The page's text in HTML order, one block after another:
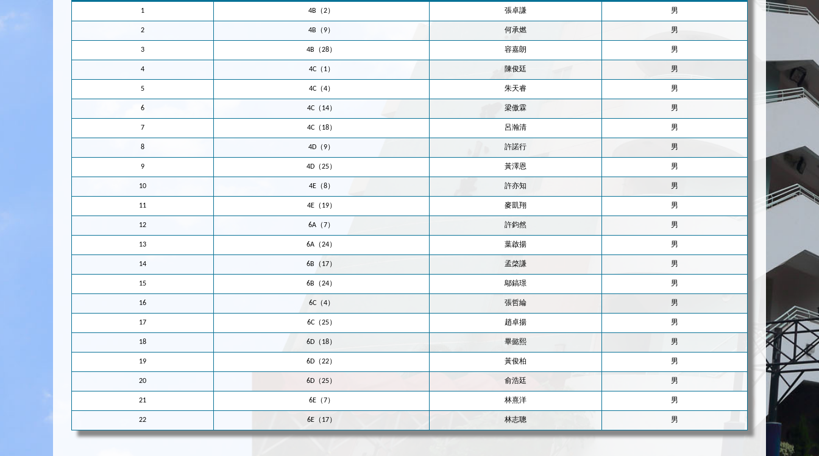
1 4B（2） 張卓謙 男
2 4B（9） 何承燃 男
3 4B（28） 容嘉朗 男
4 4C（1） 陳俊廷 男
5 4C（4） 朱天睿 男
6 4C（14） 梁傲霖 男
7 4C（18） 呂瀚清 男
8 4D（9） 許諾行 男
9 4D（25） 黃澤恩 男
10 4E（8） 許亦知 男
11 4E（19） 麥凱翔 男
12 6A（7） 許鈞然 男
13 6A（24） 葉啟揚 男
14 6B（17） 孟棨謙 男
15 6B（24） 鄔鎬璟 男
16 6C（4） 張哲綸 男
17 6C（25） 趙卓揚 男
18 6D（18） 畢懿熙 男
19 6D（22） 黃俊柏 男
20 6D（25） 俞浩廷 男
21 6E（7） 林熹洋 男
22 6E（17） 林志聰 男